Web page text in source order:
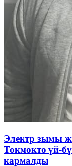
Электр зымы
Токмокто үй-
кармалды